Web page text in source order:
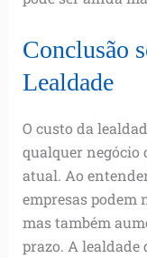
Conclusão
Lealdade
O custo da
qualquer negócio
atual. Ao
empresas podem
mas também
prazo. A lealdade